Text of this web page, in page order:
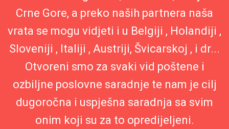
Crne Gore, a preko naših partnera naša
vrata se mogu vidjeti i u Belgiji , Holandiji ,
Sloveniji , Italiji , Austriji, Švicarskoj , i dr...
Otvoreni smo za svaki vid poštene i
ozbiljne poslovne saradnje te nam je cilj
dugoročna i uspješna saradnja sa svim
onim koji su za to opredijeljeni.